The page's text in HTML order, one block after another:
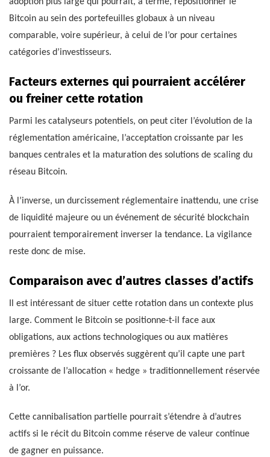
Bitcoin au sein des portefeuilles globaux à un niveau
comparable, voire supérieur, à celui de l’or pour certaines
catégories d’investisseurs.
Facteurs externes qui pourraient accélérer
ou freiner cette rotation
Parmi les catalyseurs potentiels, on peut citer l’évolution de la
réglementation américaine, l’acceptation croissante par les
banques centrales et la maturation des solutions de scaling du
réseau Bitcoin.
À l’inverse, un durcissement réglementaire inattendu, une crise
de liquidité majeure ou un événement de sécurité blockchain
pourraient temporairement inverser la tendance. La vigilance
reste donc de mise.
Comparaison avec d’autres classes d’actifs
Il est intéressant de situer cette rotation dans un contexte plus
large. Comment le Bitcoin se positionne-t-il face aux
obligations, aux actions technologiques ou aux matières
premières ? Les flux observés suggèrent qu’il capte une part
croissante de l’allocation « hedge » traditionnellement réservée
à l’or.
Cette cannibalisation partielle pourrait s’étendre à d’autres
actifs si le récit du Bitcoin comme réserve de valeur continue
de gagner en puissance.